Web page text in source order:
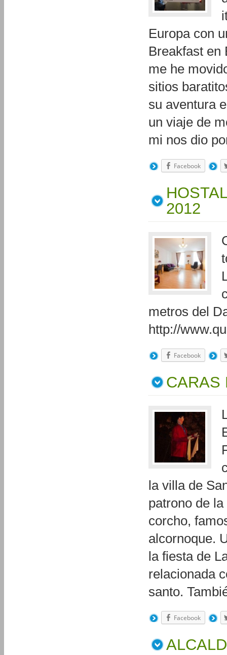
Europa con
Breakfast en
me he
sitios
su aventura
un viaje de
mi nos dio
Facebook
2012
metros del
http://
Facebook
CARAS
la villa de
patrono de
corcho,
alcornoque.
la fiesta de
relacionada
santo.
Facebook